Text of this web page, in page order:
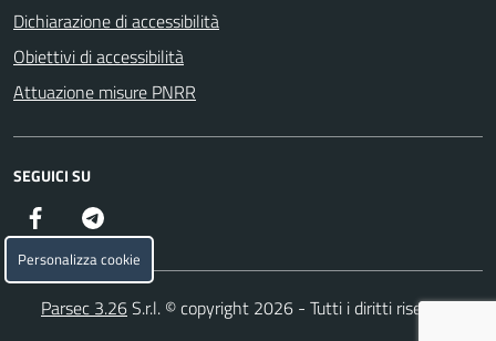
Dichiarazione di accessibilità
Obiettivi di accessibilità
Attuazione misure PNRR
SEGUICI SU
Facebook
Parsec 3.26S.r.l. © copyright 2026 - Tutti i diritti riservati
Personalizza cookie